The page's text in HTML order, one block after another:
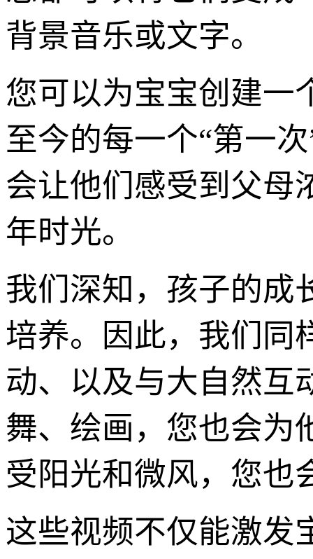
背景音乐或文字。
您可以为宝宝创建一
至今的每一个“第一
会让他们感受到父母
年时光。
我们深知，孩子的成
培养。因此，我们同
动、以及与大自然互
舞、绘画，您也会为
受阳光和微风，您也
这些视频不仅能激发